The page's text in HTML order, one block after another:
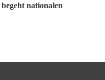
nationalen